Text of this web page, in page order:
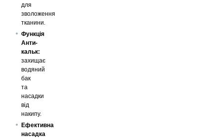
для
зволоження
тканини.
Функція
Анти-
кальк:
захищає
водяний
бак
та
насадки
від
накипу.
Ефективна
насадка